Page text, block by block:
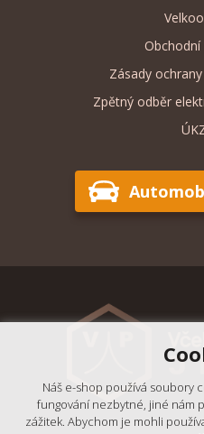
Zásady
Zpětný odběr
Náš e-shop používá soubory
fungování nezbytné, jiné nám
zážitek. Abychom je mohli